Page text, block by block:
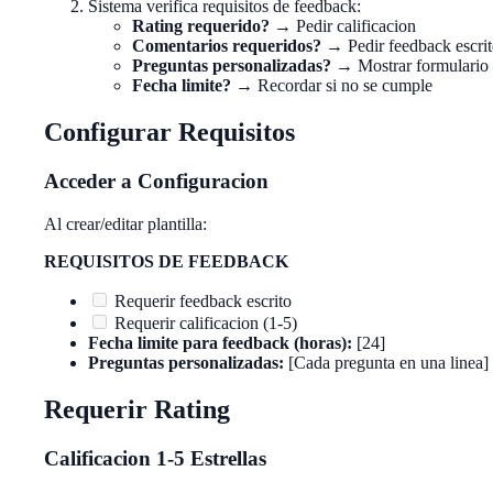
Sistema verifica requisitos de feedback:
Rating requerido? → Pedir calificacion
Comentarios requeridos? → Pedir feedback
Preguntas personalizadas? → Mostrar formulario
Fecha limite? → Recordar si no se cumple
Configurar Requisitos
Acceder a Configuracion
Al crear/editar plantilla:
REQUISITOS DE FEEDBACK
Requerir feedback escrito
Requerir calificacion (1-5)
Fecha limite para feedback (horas): [24]
Preguntas personalizadas: [Cada pregunta en una linea]
Requerir Rating
Calificacion 1-5 Estrellas